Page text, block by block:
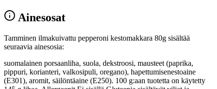
Ainesosat
Tamminen ilmakuivattu pepperoni kestomakkara 80g sisältää
seuraavia ainesosia:
suomalainen porsaanliha, suola, dekstroosi, mausteet (paprika,
pippuri, korianteri, valkosipuli, oregano), hapettumisenestoaine
(E301), aromit, säilöntäaine (E250). 100 g:aan tuotetta on käytetty